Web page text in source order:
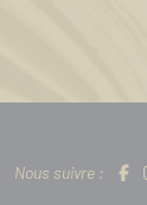
Nous suivre :